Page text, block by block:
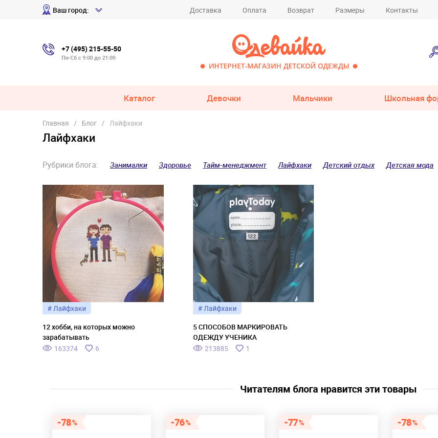
Ваш город: Доставка Оплата Возврат Размеры Контакты
+7 (495) 215-55-50
Пн-Сб с 9:00 до 21:00
ИНТЕРНЕТ-МАГАЗИН ДЕТСКОЙ ОДЕЖДЫ
Каталог Девочки Мальчики Школьная
Главная Блог Лайфхаки
Лайфхаки
Рубрики блога: Занималки Здоровье Тайм-менеджмент Лайфхаки Детский отдых Детская мода
# Лайфхаки
12 хобби, на которых можно
зарабатывать
163374
6
# Лайфхаки
5 СПОСОБОВ МАРКИРОВАТЬ
ОДЕЖДУ УЧЕНИКА
213885
1
Читателям блога нравится эти товары
78 76 77 78